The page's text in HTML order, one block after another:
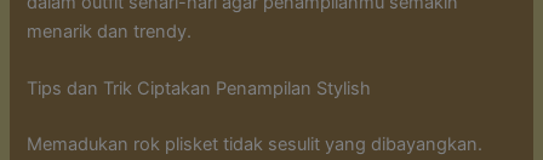
menarik dan trendy.
Tips dan Trik Ciptakan Penampilan Stylish
Memadukan rok plisket tidak sesulit yang dibayangkan.